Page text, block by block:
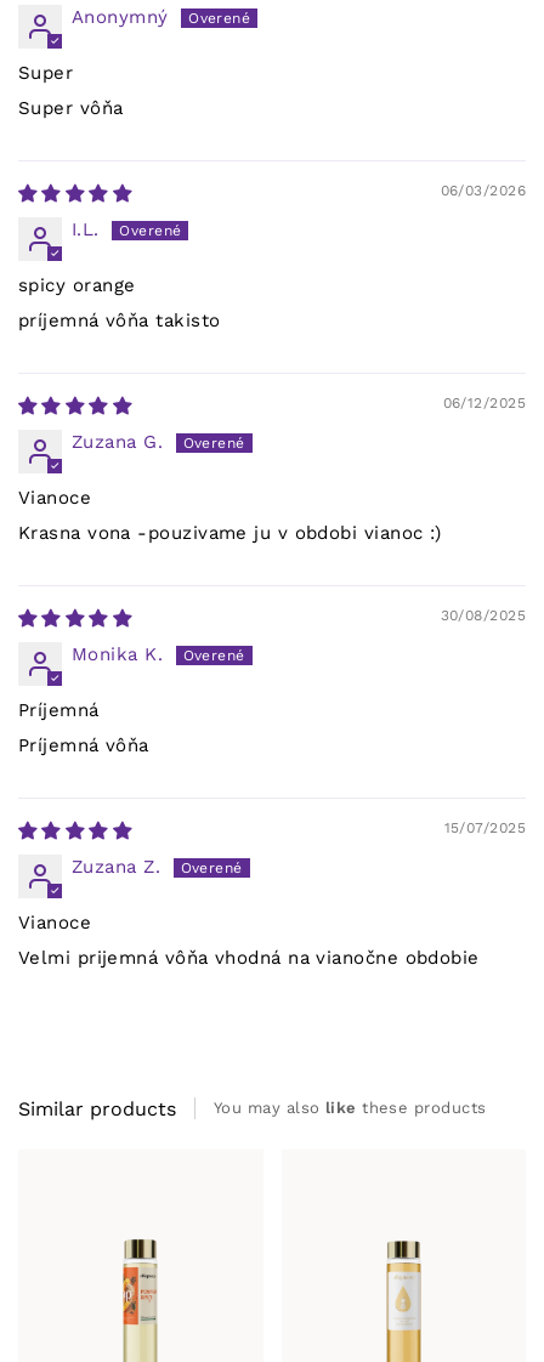
Anonymný
Super
Super vôňa
06/03/2026
I.L.
spicy orange
príjemná vôňa takisto
06/12/2025
Zuzana G.
Vianoce
Krasna vona -pouzivame ju v obdobi vianoc :)
30/08/2025
Monika K.
Príjemná
Príjemná vôňa
15/07/2025
Zuzana Z.
Vianoce
Velmi prijemná vôňa vhodná na vianočne obdobie
Similar products You may also like these products